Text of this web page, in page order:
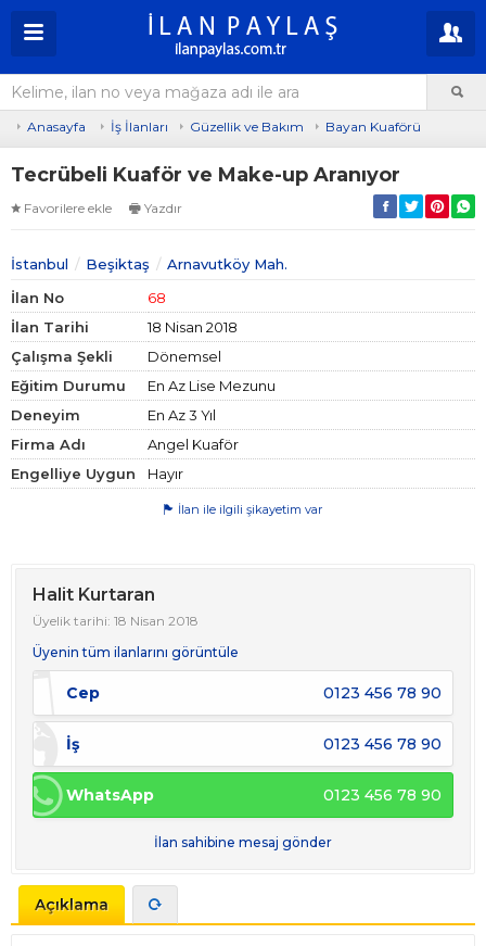
Anasayfa İş İlanları Güzellik ve Bakım Bayan Kuaförü
Tecrübeli Kuaför ve Make-up Aranıyor
Favorilere ekle Yazdır
İstanbul Beşiktaş
Arnavutköy Mah.
İlan No
68
İlan Tarihi
18 Nisan 2018
Çalışma Şekli
Dönemsel
Eğitim Durumu
En Az Lise Mezunu
Deneyim
En Az 3 Yıl
Firma Adı
Angel Kuaför
Engelliye Uygun
Hayır
İlan ile ilgili şikayetim var
Halit Kurtaran
Üyelik tarihi: 18 Nisan 2018
Üyenin tüm ilanlarını görüntüle
Cep 0123 456 78 90
İş 0123 456 78 90
WhatsApp 0123 456 78 90
İlan sahibine mesaj gönder
Açıklama